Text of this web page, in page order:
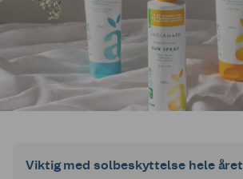
Viktig med solbeskyttelse hele året